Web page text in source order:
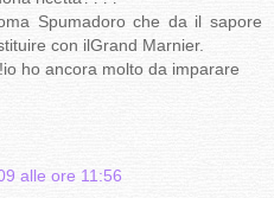
Spumadoro che da il sapore
con ilGrand Marnier.
ho ancora molto da imparare
alle ore 11:56